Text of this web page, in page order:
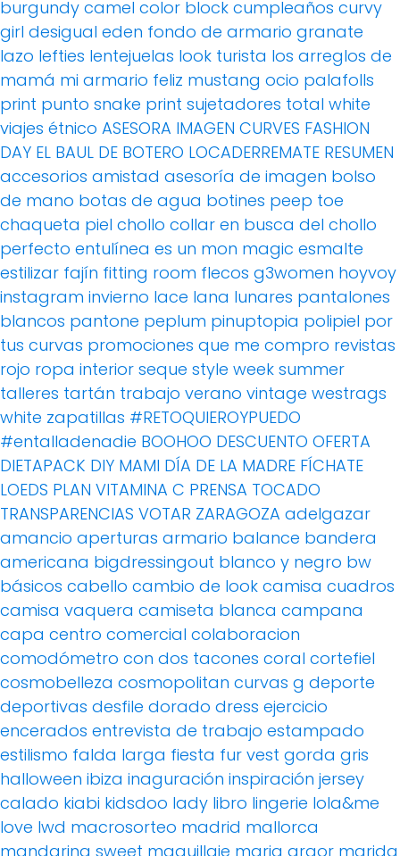
burgundy camel color block cumpleaños curvy
girl desigual eden fondo de armario granate
lazo lefties lentejuelas look turista los arreglos de
mamá mi armario feliz mustang ocio palafolls
print punto snake print sujetadores total white
viajes étnico ASESORA IMAGEN CURVES FASHION
DAY EL BAUL DE BOTERO LOCADERREMATE RESUMEN
accesorios amistad asesoría de imagen bolso
de mano botas de agua botines peep toe
chaqueta piel chollo collar en busca del chollo
perfecto entulínea es un mon magic esmalte
estilizar fajín fitting room flecos g3women hoyvoy
instagram invierno lace lana lunares pantalones
blancos pantone peplum pinuptopia polipiel por
tus curvas promociones que me compro revistas
rojo ropa interior seque style week summer
talleres tartán trabajo verano vintage westrags
white zapatillas #RETOQUIEROYPUEDO
#entalladenadie BOOHOO DESCUENTO OFERTA
DIETAPACK DIY MAMI DÍA DE LA MADRE FÍCHATE
LOEDS PLAN VITAMINA C PRENSA TOCADO
TRANSPARENCIAS VOTAR ZARAGOZA adelgazar
amancio aperturas armario balance bandera
americana bigdressingout blanco y negro bw
básicos cabello cambio de look camisa cuadros
camisa vaquera camiseta blanca campana
capa centro comercial colaboracion
comodómetro con dos tacones coral cortefiel
cosmobelleza cosmopolitan curvas g deporte
deportivas desfile dorado dress ejercicio
encerados entrevista de trabajo estampado
estilismo falda larga fiesta fur vest gorda gris
halloween ibiza inaguración inspiración jersey
calado kiabi kidsdoo lady libro lingerie lola&me
love lwd macrosorteo madrid mallorca
mandarina sweet maquillaje maria graor marida